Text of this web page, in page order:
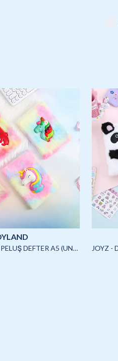
JOYZ - SQUISHYLİ PELUŞ DEFTER A5 (UNICORN)-4/S